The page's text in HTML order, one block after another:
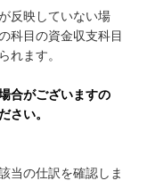
反映していない場
科目の資金収支科目
れます。
合がございますの
さい。
当の仕訳を確認しま